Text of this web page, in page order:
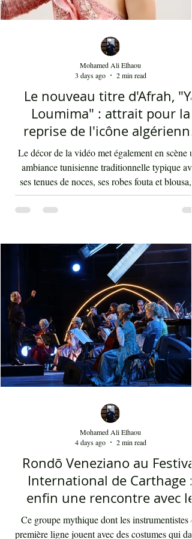
Le nouveau titre d'Afrah, "Ya
Loumima" : attrait pour la
reprise de l'icône algérienne
Rabah Driassa
Le décor de la vidéo met également en scène
ses tenues de noces, ses robes fouta et blousa,
de beauté, ainsi que la foule attirée et entraînée
cette célébration, comprenant notamment les
youyous, les larmes de bonheur et les
applaudissements sincères. "Ya Loumima"
sans doute, à capturer toute l'ambivalence de
moment précieux grâce à une performance
Mohamed Ali Elhaou
3 days ago
2 min read
Rondō Veneziano au Festival
International de Carthage :
enfin une rencontre avec le
Mohamed Ali Elhaou
4 days ago
2 min read